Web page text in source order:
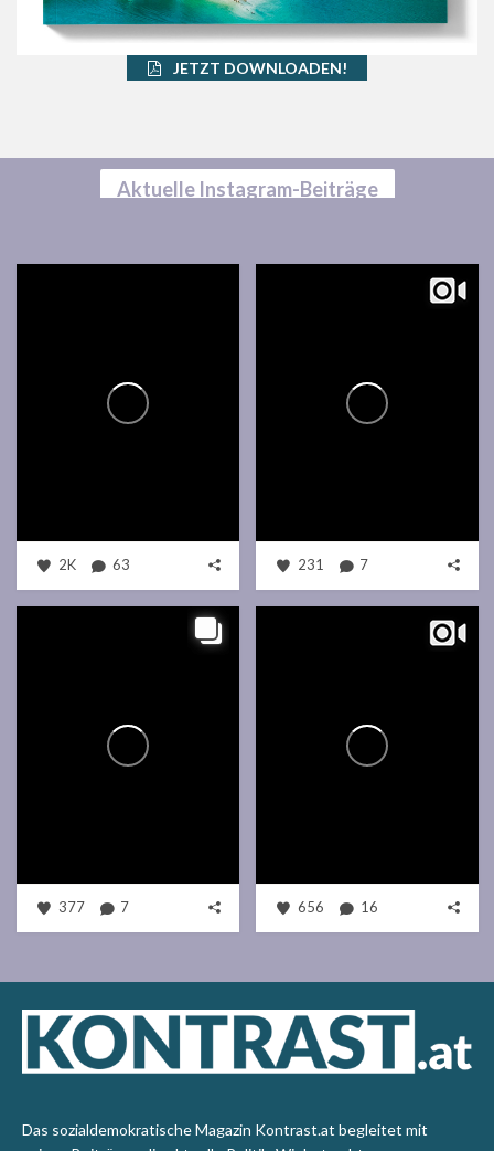
JETZT DOWNLOADEN!
Aktuelle Instagram-Beiträge
2K 63 231 7
377 7 656 16
Das sozialdemokratische Magazin Kontrast.at begleitet mit